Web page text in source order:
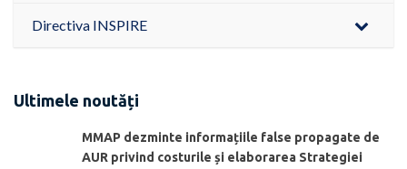
Directiva INSPIRE
Ultimele noutăți
MMAP dezminte informațiile false propagate de
AUR privind costurile și elaborarea Strategiei